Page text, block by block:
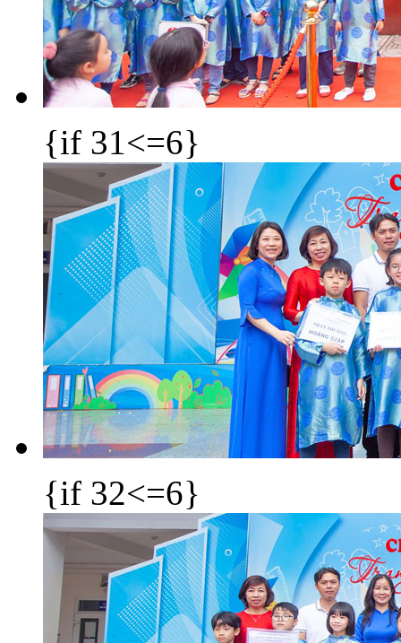
{if 31<=6}
{if 32<=6}